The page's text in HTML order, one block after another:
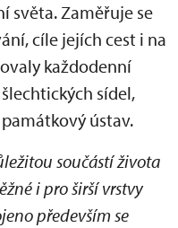
světa. Zaměřuje se
cíle jejích cest i na
každodenní
sídel,
ústav.
součástí života
i pro širší vrstvy
především se